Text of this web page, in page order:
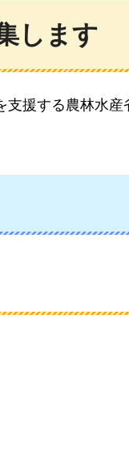
します
援する農林水産